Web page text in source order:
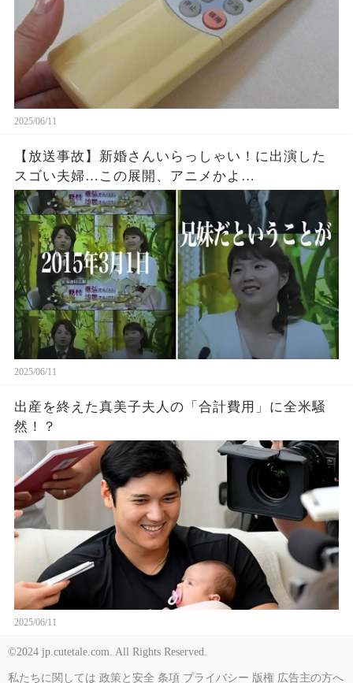
2025/06/11
【放送事故】新婚さんいらっしゃい！に出演した
スゴい夫婦…この展開、アニメかよ…
2025/06/11
出産を終えた真美子夫人の「合計費用」に全米騒
然！？
2025/06/11
©2024 jp.cutetale.com. All Rights Reserved.
私たちに関しては 政策と安全 条項 プライバシー 版権 広告主の方へ